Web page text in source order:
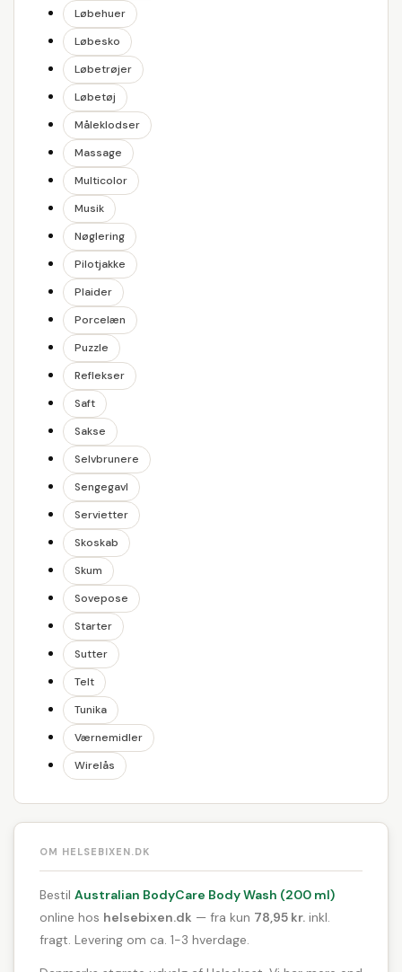
Løbehuer
Løbesko
Løbetrøjer
Løbetøj
Måleklodser
Massage
Multicolor
Musik
Nøglering
Pilotjakke
Plaider
Porcelæn
Puzzle
Reflekser
Saft
Sakse
Selvbrunere
Sengegavl
Servietter
Skoskab
Skum
Sovepose
Starter
Sutter
Telt
Tunika
Værnemidler
Wirelås
OM HELSEBIXEN.DK
Bestil Australian BodyCare Body Wash (200 ml)
online hos helsebixen.dk — fra kun 78,95 kr. inkl.
fragt. Levering om ca. 1-3 hverdage.